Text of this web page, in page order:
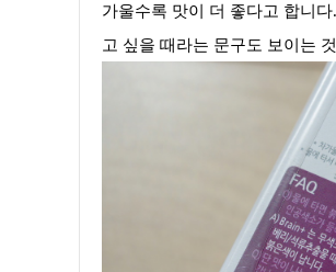
가울수록 맛이 더 좋다고 합니
고 싶을 때라는 문구도 보이는